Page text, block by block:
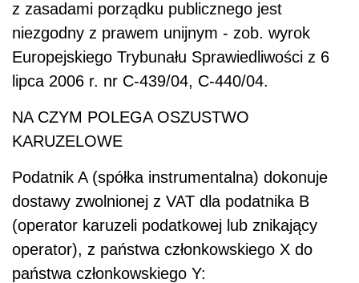
z zasadami porządku publicznego jest
niezgodny z prawem unijnym - zob. wyrok
Europejskiego Trybunału Sprawiedliwości z 6
lipca 2006 r. nr C-439/04, C-440/04.
NA CZYM POLEGA OSZUSTWO
KARUZELOWE
Podatnik A (spółka instrumentalna) dokonuje
dostawy zwolnionej z VAT dla podatnika B
(operator karuzeli podatkowej lub znikający
operator), z państwa członkowskiego X do
państwa członkowskiego Y: